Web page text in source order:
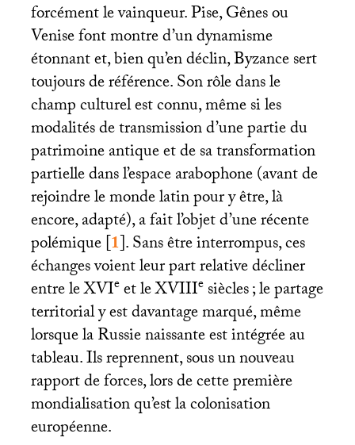
forcément le vainqueur. Pise, Gênes ou
Venise font montre d’un dynamisme
étonnant et, bien qu’en déclin, Byzance sert
toujours de référence. Son rôle dans le
champ culturel est connu, même si les
modalités de transmission d’une partie du
patrimoine antique et de sa transformation
partielle dans l’espace arabophone (avant de
rejoindre le monde latin pour y être, là
encore, adapté), a fait l’objet d’une récente
polémique[1]. Sans être interrompus, ces
échanges voient leur part relative décliner
entre leXVIeet leXVIIIesiècles; le partage
territorial y est davantage marqué, même
lorsque la Russie naissante est intégrée au
tableau. Ils reprennent, sous un nouveau
rapport de forces, lors de cette première
mondialisation qu’est la colonisation
européenne.